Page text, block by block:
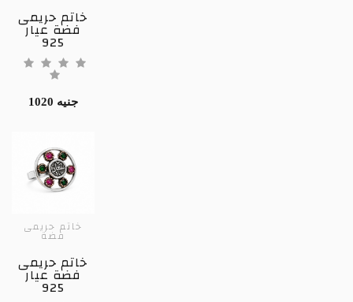
خاتم حريمى
فضة عيار
925
1020 جنيه
خاتم حريمى
فضة
خاتم حريمى
فضة عيار
925